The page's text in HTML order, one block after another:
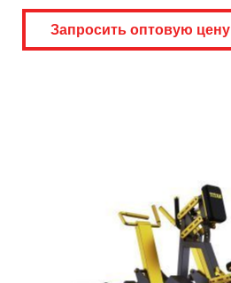
Запросить оптовую цену